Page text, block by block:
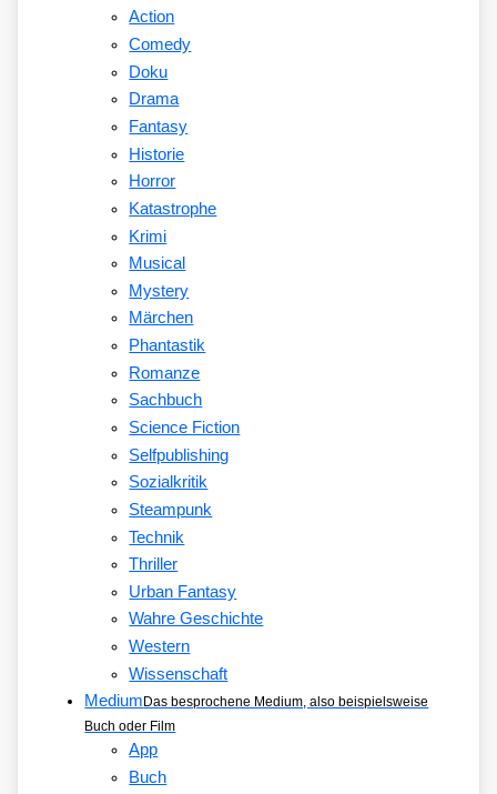
Action
Comedy
Doku
Drama
Fantasy
Historie
Horror
Katastrophe
Krimi
Musical
Mystery
Märchen
Phantastik
Romanze
Sachbuch
Science Fiction
Selfpublishing
Sozialkritik
Steampunk
Technik
Thriller
Urban Fantasy
Wahre Geschichte
Western
Wissenschaft
Medium Das besprochene Medium, also beispielsweise
Buch oder Film
App
Buch